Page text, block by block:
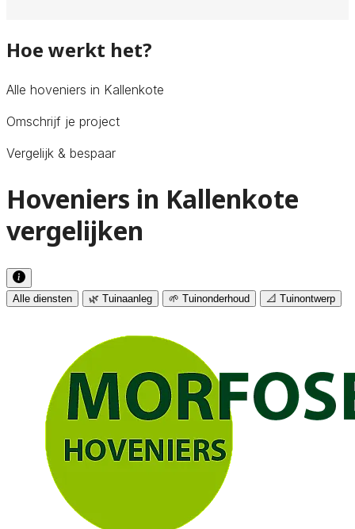
Hoe werkt het?
Alle hoveniers in Kallenkote
Omschrijf je project
Vergelijk & bespaar
Hoveniers in Kallenkote
vergelijken
Alle diensten 🌿 Tuinaanleg 🌱 Tuinonderhoud 📐 Tuinontwerp